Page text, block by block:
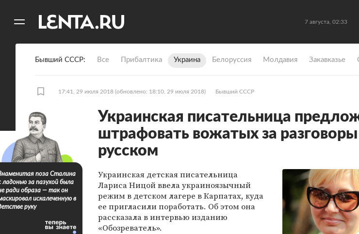
7 августа, 02:33
Бывший СССР Все Прибалтика Украина Белоруссия Молдавия Закавказье
17:41, 29 июля 2018 (обновлено: 18:10, 29 июля 2018) Бывший СССР
Украинская писательница
штрафовать вожатых за разговоры
русском
Украинская детская писательница
Лариса Ницой ввела украиноязычный
режим в детском лагере в Карпатах, куда
ее пригласили поработать. Об этом она
рассказала в интервью изданию
«Обозреватель».
поза Сталина
ладонью за пазухой была
ради образа — так он
искалеченную в
руку